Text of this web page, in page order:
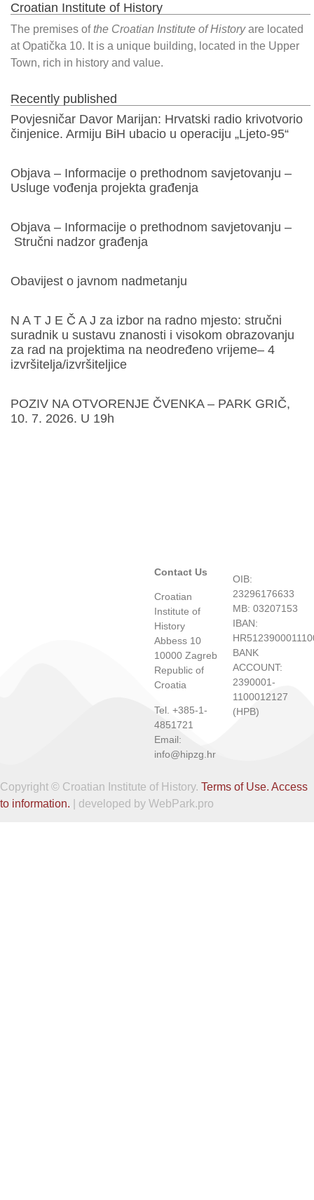
Croatian Institute of History
The premises ofthe Croatian Institute of Historyare located
at Opatička 10. It is a unique building, located in the Upper
Town, rich in history and value.
Recently published
Povjesničar Davor Marijan: Hrvatski radio krivotvorio
činjenice. Armiju BiH ubacio u operaciju „Ljeto-95“
Objava – Informacije o prethodnom savjetovanju –
Usluge vođenja projekta građenja
Objava – Informacije o prethodnom savjetovanju –
Stručni nadzor građenja
Obavijest o javnom nadmetanju
N A T J E Č A J za izbor na radno mjesto: stručni
suradnik u sustavu znanosti i visokom obrazovanju
za rad na projektima na neodređeno vrijeme– 4
izvršitelja/izvršiteljice
POZIV NA OTVORENJE ČVENKA – PARK GRIČ,
10. 7. 2026. U 19h
Contact Us
Croatian
Institute of
History
Abbess 10
10000 Zagreb
Republic of
Croatia
Tel. +385-1-
4851721
Email:
info@hipzg.hr
OIB:
23296176633
MB: 03207153
IBAN:
BANK
ACCOUNT:
2390001-
1100012127
(HPB)
Copyright © Croatian Institute of History. Terms of Use. Access
to information. | developed by WebPark.pro